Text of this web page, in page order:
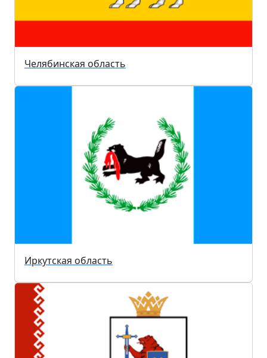
Челябинская область
Иркутская область